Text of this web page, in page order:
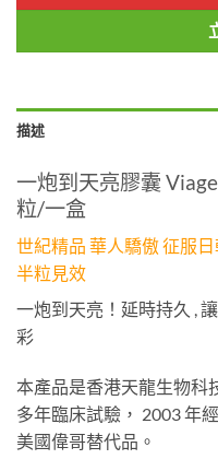
描述
一炮到天亮膠囊
粒/一盒
世紀精品 華人驕傲 征服
半粒見效
一炮到天亮！延時持久 ,
彩
本產品是香港天龍生物科
多年臨床試驗， 2003 年
美國偉哥替代品。